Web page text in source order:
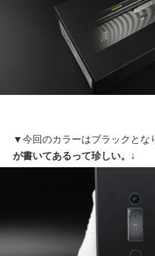
▼今回のカラーはブラックとな
が書いてあるって珍しい。 ↓